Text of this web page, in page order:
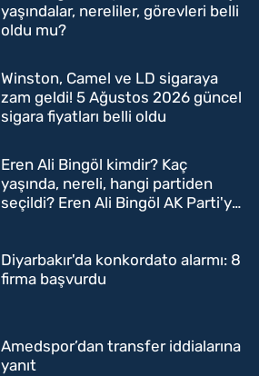
yaşındalar, nereliler, görevleri belli
oldu mu?
Winston, Camel ve LD sigaraya
zam geldi! 5 Ağustos 2026 güncel
sigara fiyatları belli oldu
Eren Ali Bingöl kimdir? Kaç
yaşında, nereli, hangi partiden
seçildi? Eren Ali Bingöl AK Parti'ye
Diyarbakır'da konkordato alarmı: 8
firma başvurdu
Amedspor’dan transfer iddialarına
yanıt